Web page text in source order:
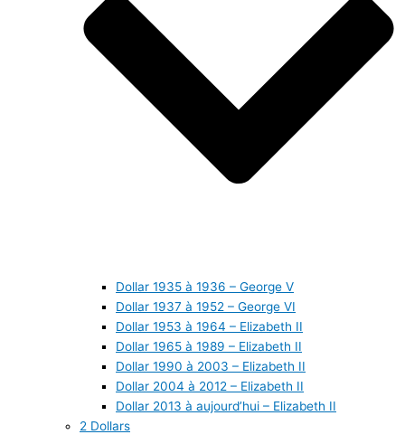
Dollar 1935 à 1936 – George V
Dollar 1937 à 1952 – George VI
Dollar 1953 à 1964 – Elizabeth II
Dollar 1965 à 1989 – Elizabeth II
Dollar 1990 à 2003 – Elizabeth II
Dollar 2004 à 2012 – Elizabeth II
Dollar 2013 à aujourd’hui – Elizabeth II
2 Dollars